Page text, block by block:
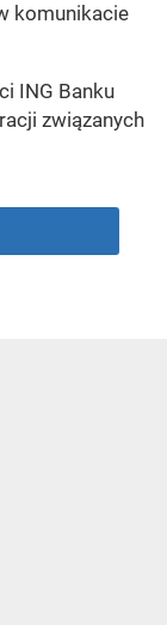
komunikacie
ING Banku
związanych